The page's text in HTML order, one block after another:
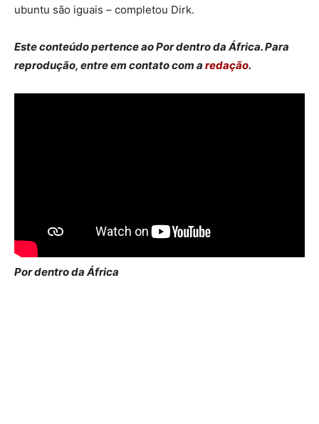
ubuntu são iguais – completou Dirk.
Este conteúdo pertence ao Por dentro da África. Para
reprodução, entre em contato com a redação.
Por dentro da África